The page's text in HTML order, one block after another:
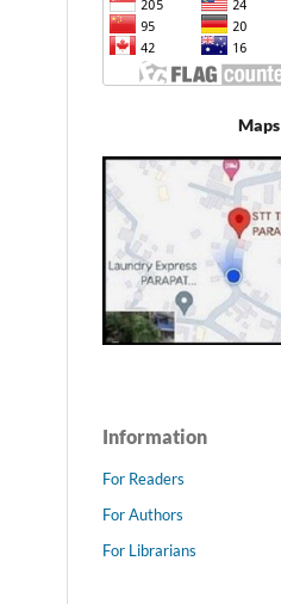
Maps
Information
For Readers
For Authors
For Librarians